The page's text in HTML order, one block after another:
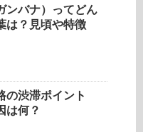
ンバナ）ってどん
は？見頃や特徴
の渋滞ポイント
は何？